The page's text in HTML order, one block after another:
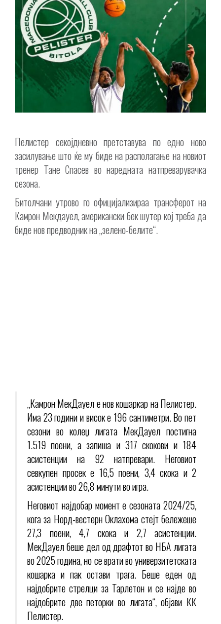
Пелистер секојдневно претставува по едно ново
засилување што ќе му биде на располагање на новиот
тренер Тане Спасев во наредната натпреварувачка
сезона.
Битолчани утрово го официјализираа трансферот на
Камрон Мекдауел, американски бек шутер кој треба да
биде нов предводник на „зелено-белите“.
„Камрон МекДауел е нов кошаркар на Пелистер.
Има 23 години и висок е 196 сантиметри. Во пет
сезони во колеџ лигата МекДауел постигна
1.519 поени, а запиша и 317 скокови и 184
асистенции на 92 натпревари. Неговиот
севкупен просек е 16,5 поени, 3,4 скока и 2
асистенции во 26,8 минути во игра.
Неговиот најдобар момент е сезоната 2024/25,
кога за Норд-вестерн Оклахома стејт бележеше
27,3 поени, 4,7 скока и 2,7 асистенции.
МекДауел беше дел од драфтот во НБА лигата
во 2025 година, но се врати во универзитетската
кошарка и пак остави трага. Беше еден од
најдобрите стрелци за Тарлетон и се најде во
најдобрите две петорки во лигата“, објави КК
Пелистер.